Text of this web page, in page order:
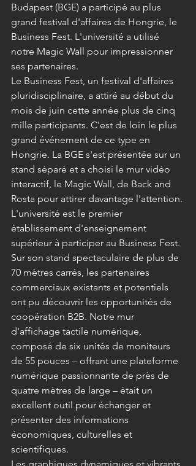
Budapest (BGE) a participé au plus
grand festival d'affaires de Hongrie, le
Business Fest. L'université a utilisé
notre Magic Wall pour impressionner
ses partenaires.
Le Business Fest, un festival d'affaires
pluridisciplinaire, a attiré au début du
mois de juin cette année plus de cinq
mille participants. C'est de loin le plus
grand événement de ce type en
Hongrie. La BGE s'est présentée sur un
stand séparé et a choisi le mur vidéo
interactif, le Magic Wall, de Back and
Rosta pour attirer davantage l'attention.
L'université est le premier
établissement d'enseignement
supérieur à participer au Business Fest.
Sur son stand spectaculaire de plus de
70 mètres carrés, les partenaires
commerciaux existants et potentiels
ont pu découvrir les opportunités de
coopération B2B. Notre mur
d'affichage tactile numérique,
composé de six unités de moniteurs
de 55 pouces – offrant une plateforme
numérique passionnante de près de
quatre mètres de large – était un
excellent outil pour échanger et
présenter des informations
économiques, culturelles et
scientifiques.